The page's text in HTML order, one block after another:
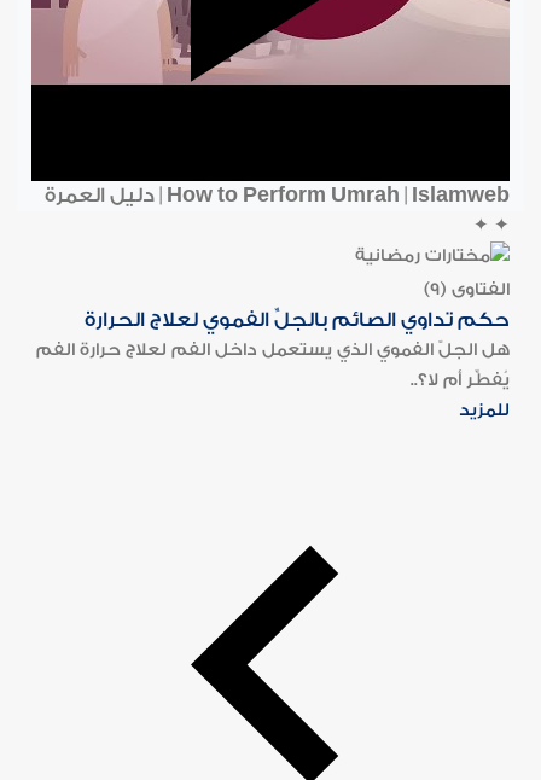
How to Perform Umrah | Islamweb | دليل العمرة
✦
✦
الفتاوى (9)
حكم تداوي الصائم بالجلِّ الفموي لعلاج الحرارة
هل الجلّ الفموي الذي يستعمل داخل الفم لعلاج حرارة الفم
يُفطِّر أم لا؟..
للمزيد